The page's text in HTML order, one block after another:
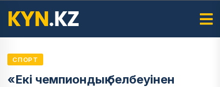
СПОРТ
«Екі чемпиондық белбеуінен